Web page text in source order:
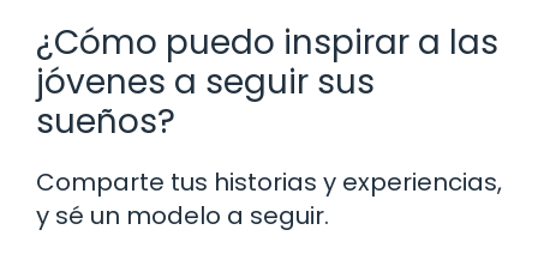
¿Cómo puedo inspirar a las
jóvenes a seguir sus
sueños?
Comparte tus historias y experiencias,
y sé un modelo a seguir.